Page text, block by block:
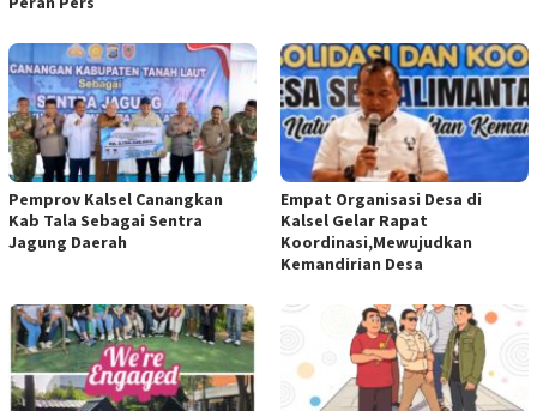
Pemprov Kalsel Canangkan
Kab Tala Sebagai Sentra
Jagung Daerah
Empat Organisasi Desa di
Kalsel Gelar Rapat
Koordinasi,Mewujudkan
Kemandirian Desa